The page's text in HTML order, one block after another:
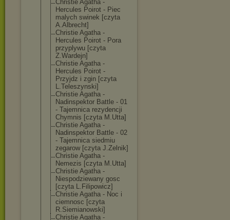
Christie Agatha -
Hercules Poirot - Piec
malych swinek [czyta
A.Albrecht]
Christie Agatha -
Hercules Poirot - Pora
przyplywu [czyta
Z.Wardejn]
Christie Agatha -
Hercules Poirot -
Przyjdz i zgin [czyta
L.Teleszynski]
Christie Agatha -
Nadinspektor Battle - 01
- Tajemnica rezydencji
Chymnis [czyta M.Utta]
Christie Agatha -
Nadinspektor Battle - 02
- Tajemnica siedmiu
zegarow [czyta J.Zelnik]
Christie Agatha -
Nemezis [czyta M.Utta]
Christie Agatha -
Niespodziewany gosc
[czyta L.Filipowicz]
Christie Agatha - Noc i
ciemnosc [czyta
R.Siemianowski]
Christie Agatha -